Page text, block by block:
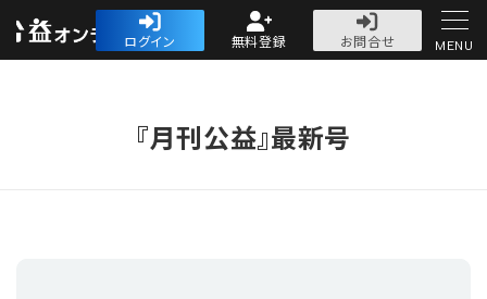
公益・一般法人オ
ログイン 無料登録
お問合せ
MENU
『月刊公益』最新号